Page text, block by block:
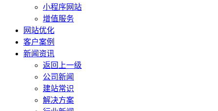
小程序网站
增值服务
网站优化
客户案例
新闻资讯
返回上一级
公司新闻
建站常识
解决方案